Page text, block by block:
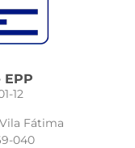
EPP
12
Fátima
040